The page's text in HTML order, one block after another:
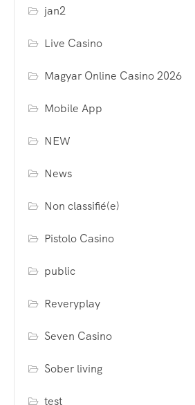
jan2
Live Casino
Magyar Online Casino 2026
Mobile App
NEW
News
Non classifié(e)
Pistolo Casino
public
Reveryplay
Seven Casino
Sober living
test